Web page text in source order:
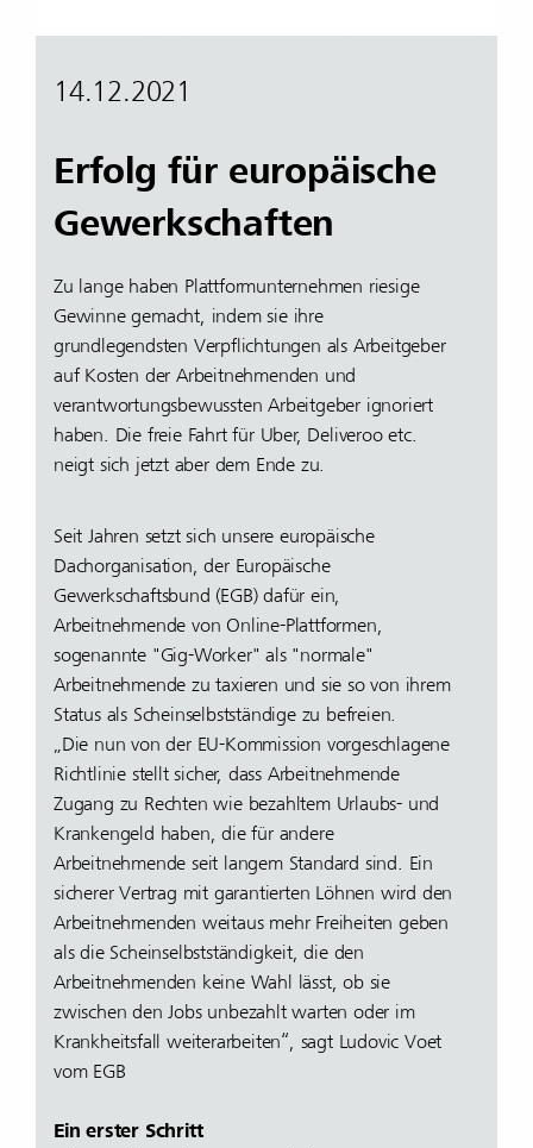
14.12.2021
Erfolg für europäische
Gewerkschaften
Zu lange haben Plattformunternehmen riesige
Gewinne gemacht, indem sie ihre
grundlegendsten Verpflichtungen als Arbeitgeber
auf Kosten der Arbeitnehmenden und
verantwortungsbewussten Arbeitgeber ignoriert
haben. Die freie Fahrt für Uber, Deliveroo etc.
neigt sich jetzt aber dem Ende zu.
Seit Jahren setzt sich unsere europäische
Dachorganisation, der Europäische
Gewerkschaftsbund (EGB) dafür ein,
Arbeitnehmende von Online-Plattformen,
sogenannte "Gig-Worker" als "normale"
Arbeitnehmende zu taxieren und sie so von ihrem
Status als Scheinselbstständige zu befreien.
„Die nun von der EU-Kommission vorgeschlagene
Richtlinie stellt sicher, dass Arbeitnehmende
Zugang zu Rechten wie bezahltem Urlaubs- und
Krankengeld haben, die für andere
Arbeitnehmende seit langem Standard sind. Ein
sicherer Vertrag mit garantierten Löhnen wird den
Arbeitnehmenden weitaus mehr Freiheiten geben
als die Scheinselbstständigkeit, die den
Arbeitnehmenden keine Wahl lässt, ob sie
zwischen den Jobs unbezahlt warten oder im
Krankheitsfall weiterarbeiten“, sagt Ludovic Voet
vom EGB
Ein erster Schritt